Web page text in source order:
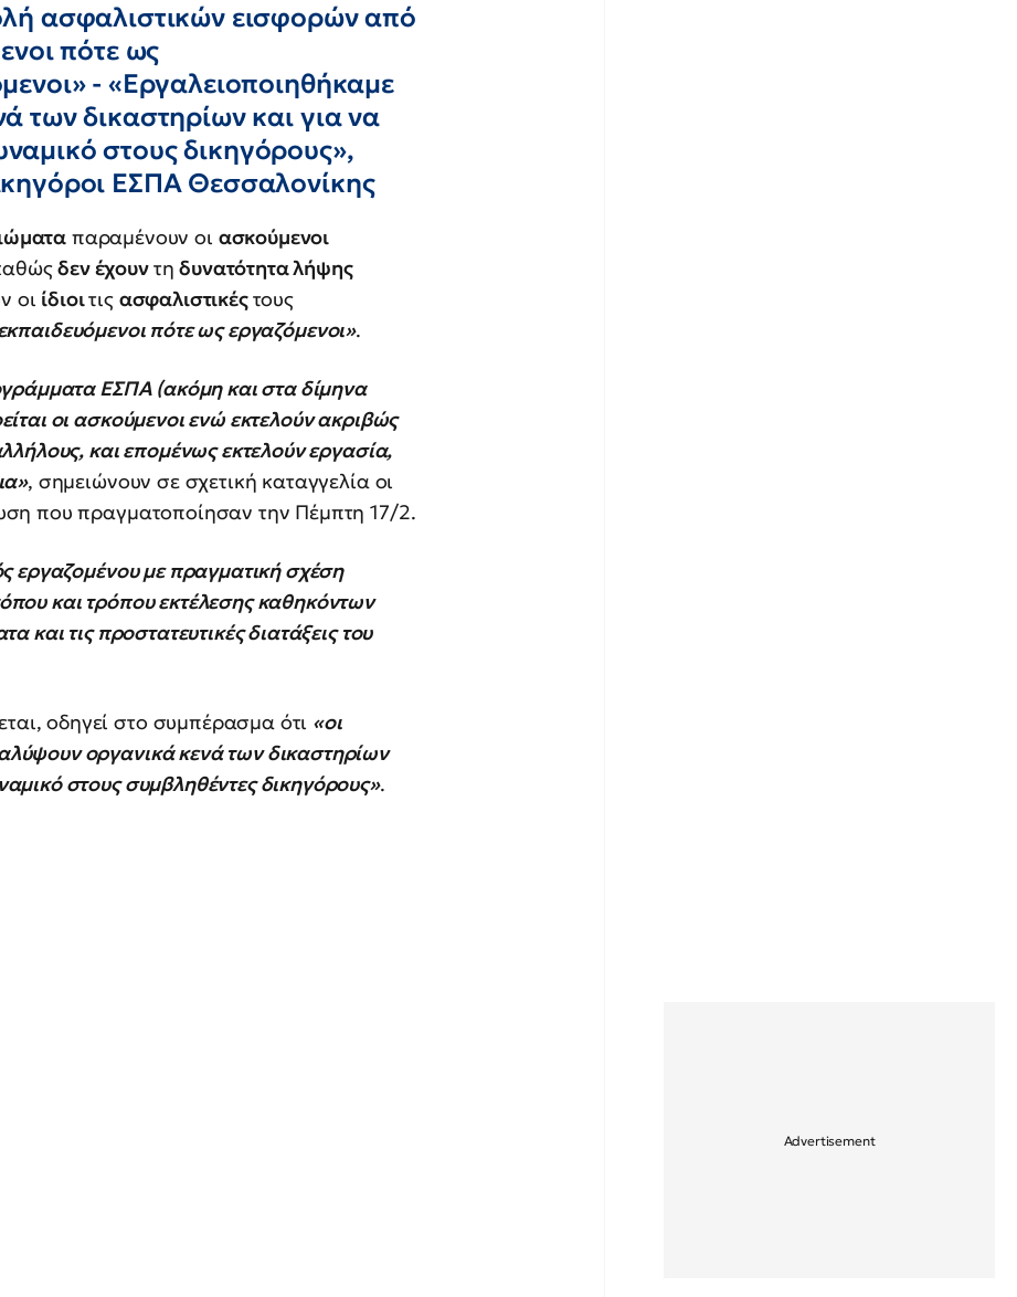
ασφαλιστικών εισφορών από
πότε ως
- «Εργαλειοποιηθήκαμε
των δικαστηρίων και για να
στους δικηγόρους»,
ΕΣΠΑ Θεσσαλονίκης
παραμένουν οι ασκούμενοι
δεν έχουντηδυνατότητα λήψης
οι ίδιοιτις ασφαλιστικέςτους
πότε ως εργαζόμενοι».
ΕΣΠΑ (ακόμη και στα δίμηνα
οι ασκούμενοι ενώ εκτελούν ακριβώς
και επομένως εκτελούν εργασία,
, σημειώνουν σε σχετική καταγγελία οι
που πραγματοποίησαν την Πέμπτη 17/2.
εργαζομένου με πραγματική σχέση
και τρόπου εκτέλεσης καθηκόντων
και τις προστατευτικές διατάξεις του
οδηγεί στο συμπέρασμα ότι «οι
οργανικά κενά των δικαστηρίων
στους συμβληθέντες δικηγόρους».